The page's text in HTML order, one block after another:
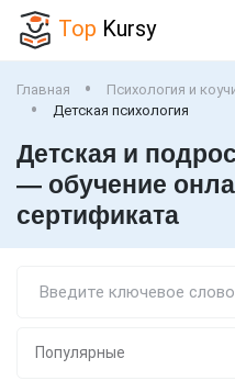
Top Kursy
Главная Психология и
Детская психология
Детская и
— обучение
сертификата